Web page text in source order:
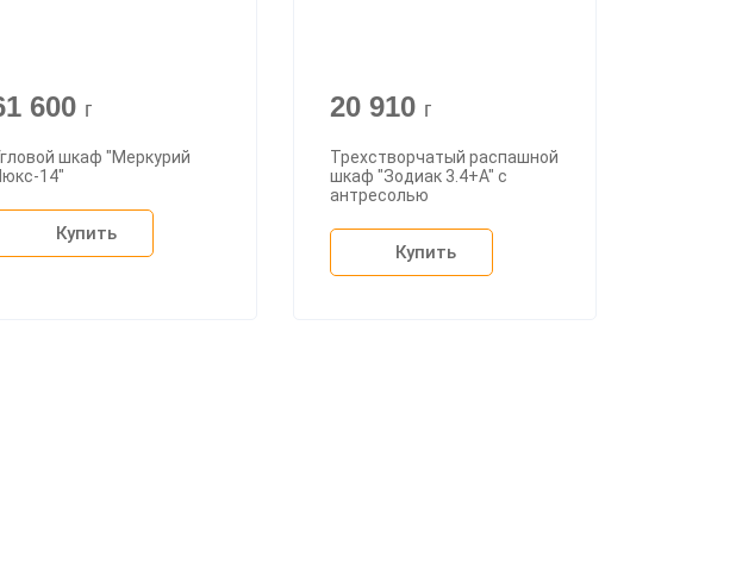
600 г
шкаф "Меркурий
14"
Купить
20 910 г
Трехстворчатый распашной
шкаф "Зодиак 3.4+А" с
антресолью
Купить